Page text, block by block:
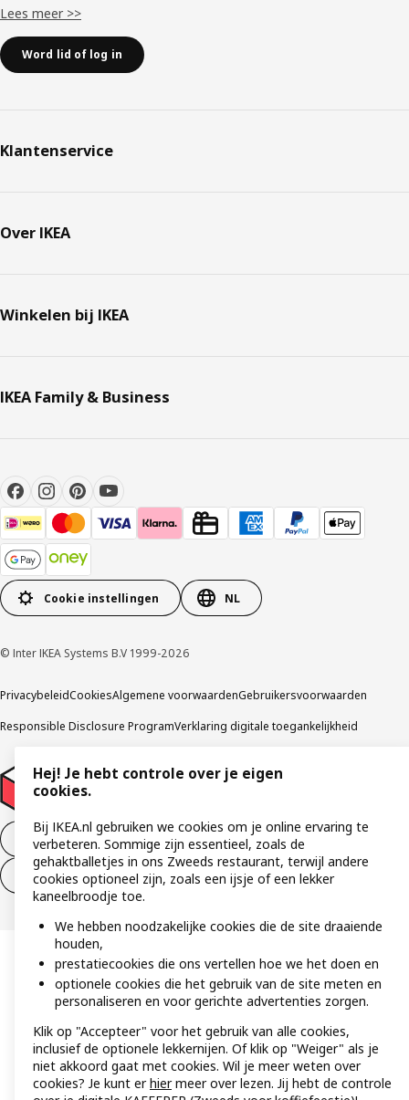
Lees meer >>
Word lid of log in
Klantenservice
Over IKEA
Winkelen bij IKEA
IKEA Family & Business
Cookie instellingen NL
© Inter IKEA Systems B.V 1999-2026
PrivacybeleidCookiesAlgemene voorwaardenGebruikersvoorwaarden
Responsible Disclosure ProgramVerklaring digitale toegankelijkheid
Aankoop product ontbinden
Ontbinding van je aankoop (diensten)
Hej! Je hebt controle over je eigen
cookies.
Bij IKEA.nl gebruiken we cookies om je online ervaring te
verbeteren. Sommige zijn essentieel, zoals de
gehaktballetjes in ons Zweeds restaurant, terwijl andere
cookies optioneel zijn, zoals een ijsje of een lekker
kaneelbroodje toe.
We hebben noodzakelijke cookies die de site draaiende
houden,
prestatiecookies die ons vertellen hoe we het doen en
optionele cookies die het gebruik van de site meten en
personaliseren en voor gerichte advertenties zorgen.
Klik op "Accepteer" voor het gebruik van alle cookies,
inclusief de optionele lekkernijen. Of klik op "Weiger" als je
niet akkoord gaat met cookies. Wil je meer weten over
cookies? Je kunt erhiermeer over lezen. Jij hebt de controle